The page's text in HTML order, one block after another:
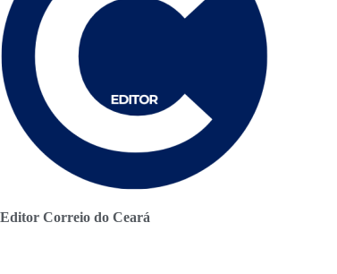
Editor Correio do Ceará